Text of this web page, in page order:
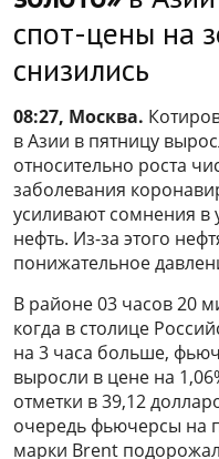
спот-цены на
снизились
08:27, Москва.
в Азии в пятницу
относительно роста
заболевания
усиливают сомнения в
нефть. Из-за этого
понижательное
В районе 03 часов 20
когда в столице
на 3 часа больше,
выросли в цене на
отметки в 39,12
очередь фьючерсы на
марки Brent